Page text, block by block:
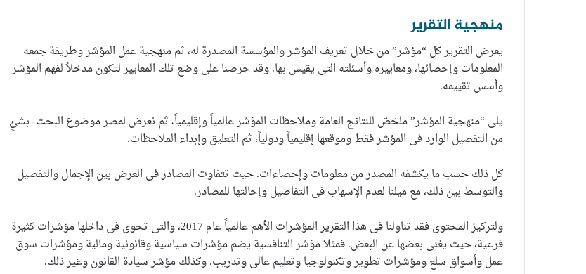
منهجية التقرير
يعرض التقرير كل “مؤشر” من خلال تعريف المؤشر والمؤسسة المصدرة له، ثم منهجية عمل المؤشر وطريقة جمعه
المعلومات وإحصائها، ومعاييره وأسئلته التى يقيس بها. وقد حرصنا على وضع تلك المعايير لتكون مدخلاً لفهم المؤشر
وأسس تقييمه.
يلى “منهجية المؤشر” ملخصٌ للنتائج العامة وملاحظات المؤشر عالمياً وإقليمياً، ثم نعرض لمصر موضوع البحث- بشئٍ
من التفصيل الوارد فى المؤشر فقط وموقعها إقليمياً ودولياً، ثم التعليق وإبداء الملاحظات.
كل ذلك حسب ما يكشفه المصدر من معلومات وإحصاءات. حيث تتفاوت المصادر فى العرض بين الإجمال والتفصيل
والتوسط بين ذلك، مع ميلنا لعدم الإسهاب فى التفاصيل وإحالتها للمصادر.
ولتركيز المحتوى فقد تناولنا فى هذا التقرير المؤشرات الأهم عالمياً عام 2017، والتى تحوى فى داخلها مؤشرات كثيرة
فرعية، حيث يغنى بعضها عن البعض. فمثلا مؤشر التنافسية يضم مؤشرات سياسية وقانونية ومالية ومؤشرات سوق
عمل وأسواق سلع ومؤشرات تطوير وتكنولوجيا وتعليم عالى وتدريب. وكذلك مؤشر سيادة القانون وغير ذلك.